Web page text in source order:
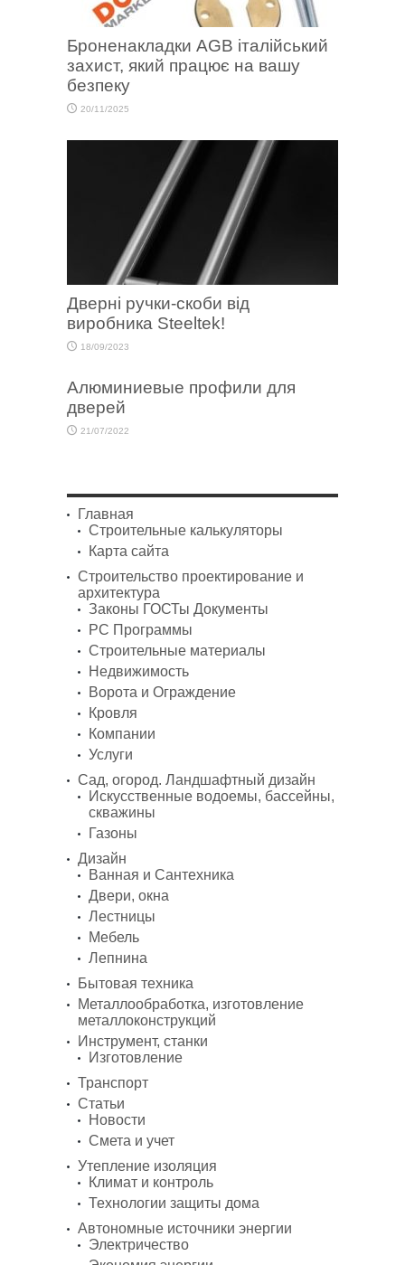
Броненакладки AGB італійський
захист, який працює на вашу
безпеку
20/11/2025
Дверні ручки-скоби від
виробника Steeltek!
18/09/2023
Алюминиевые профили для
дверей
21/07/2022
Главная
Строительные калькуляторы
Карта сайта
Строительство проектирование и
архитектура
Законы ГОСТы Документы
PC Программы
Строительные материалы
Недвижимость
Ворота и Ограждение
Кровля
Компании
Услуги
Сад, огород. Ландшафтный дизайн
Искусственные водоемы, бассейны,
скважины
Газоны
Дизайн
Ванная и Сантехника
Двери, окна
Лестницы
Мебель
Лепнина
Бытовая техника
Металлообработка, изготовление
металлоконструкций
Инструмент, станки
Изготовление
Транспорт
Статьи
Новости
Смета и учет
Утепление изоляция
Климат и контроль
Технологии защиты дома
Автономные источники энергии
Электричество